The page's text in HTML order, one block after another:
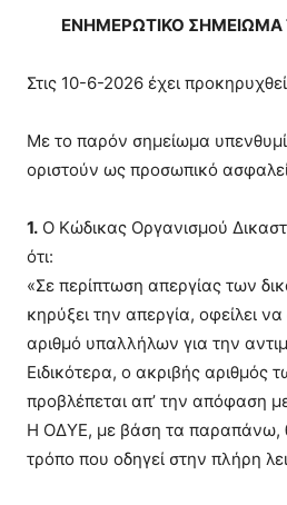
ΕΝΗΜΕΡΩΤΙΚΟ ΣΗΜΕΙΩΜΑ
Στις 10-6-2026 έχει
Με το παρόν σημείωμα
οριστούν ως προσωπικό
1. Ο Κώδικας Οργανισμού
ότι:
«Σε περίπτωση απεργίας των
κηρύξει την απεργία, οφείλει
αριθμό υπαλλήλων για την
Ειδικότερα, ο ακριβής
προβλέπεται απ’ την απόφαση
Η ΟΔΥΕ, με βάση τα παραπάνω,
τρόπο που οδηγεί στην πλήρη